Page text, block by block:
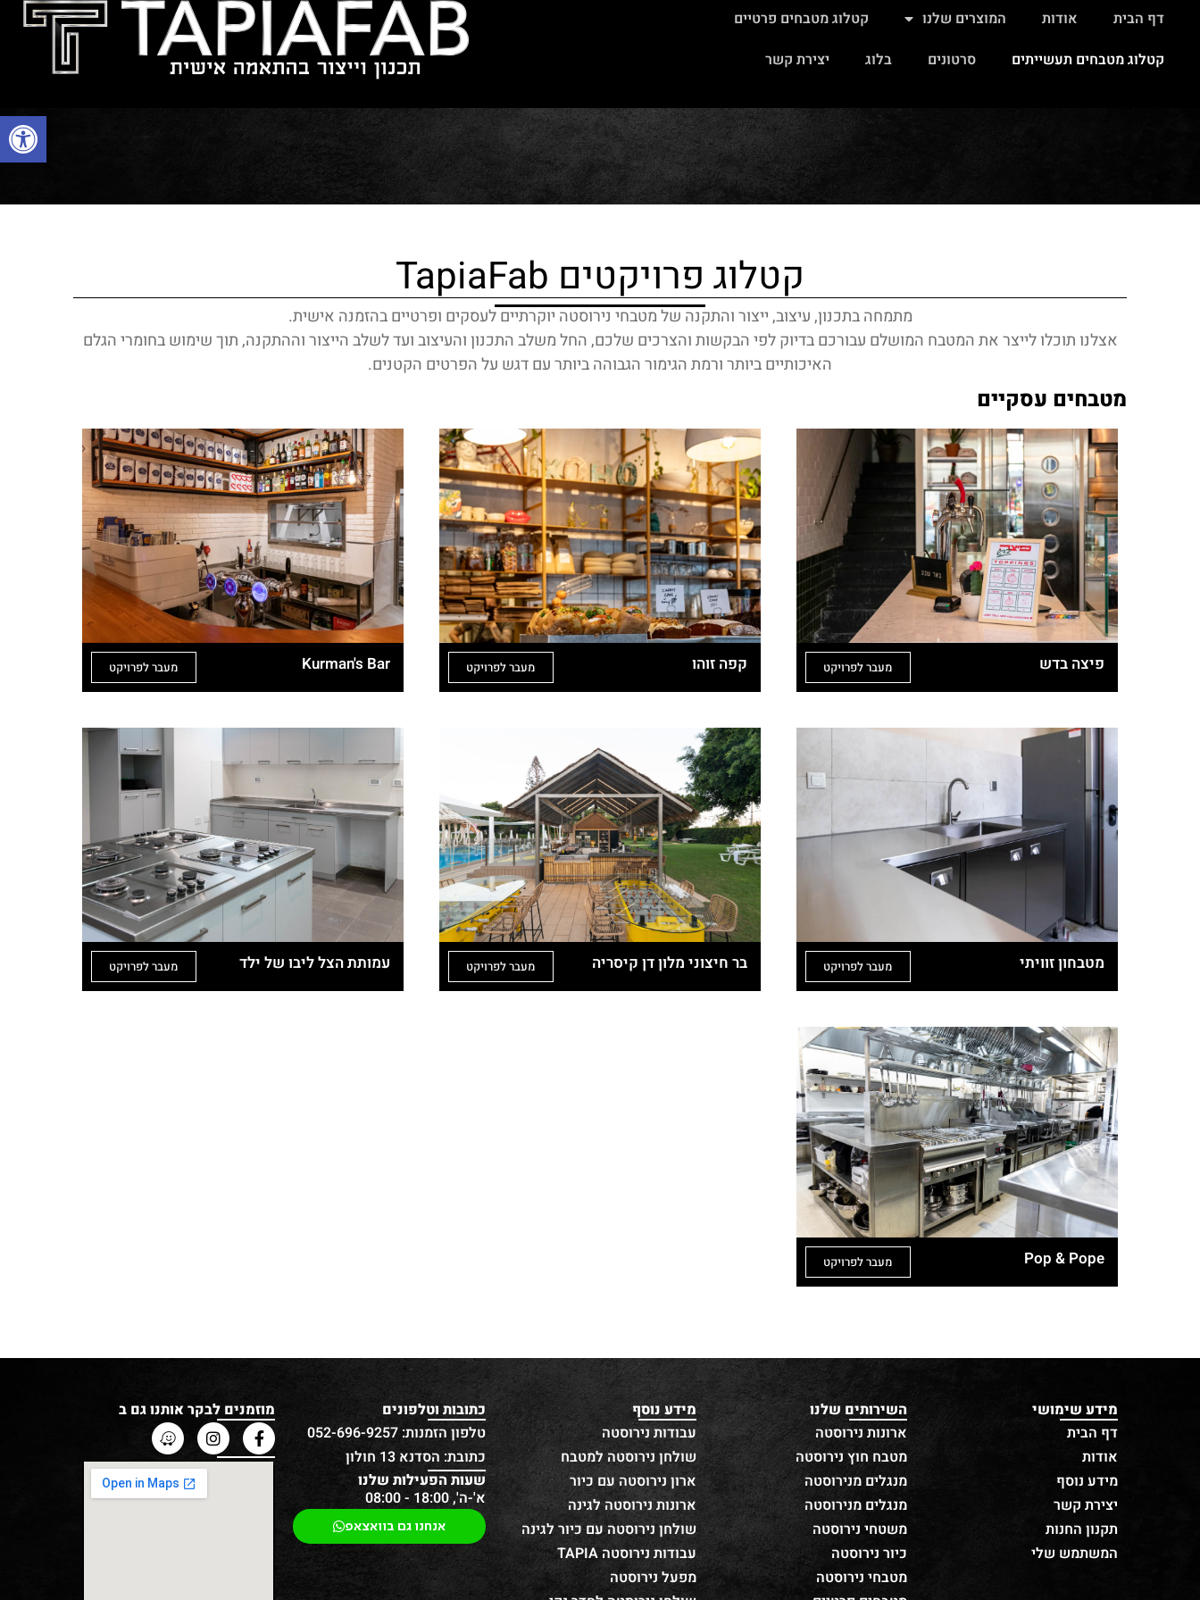
פתח
סרטונים בלוג יצירת קשר
דף הבית אודות המוצרים שלנו
קטלוג מטבחים פרטיים
קטלוג מטבחים תעשייתים
סרטונים בלוג יצירת קשר
קטלוג פרויקטים TapiaFab
מתמחה בתכנון, עיצוב, ייצור והתקנה של מטבחי נירוסטה יוקרתיים לעסקים ופרטיים בהזמנה אישית.
אצלנו תוכלו לייצר את המטבח המושלם עבורכם בדיוק לפי הבקשות והצרכים שלכם, החל משלב התכנון והעיצוב ועד לשלב הייצור וההתקנה, תוך שימוש בחומרי הגלם
האיכותיים ביותר ורמת הגימור הגבוהה ביותר עם דגש על הפרטים הקטנים.
מטבחים עסקיים
פיצה בדש מעבר לפרויקט קפה זוהו מעבר לפרויקט Kurman's Bar מעבר לפרויקט
מטבחון זוויתי מעבר לפרויקט בר חיצוני מלון דן קיסריה מעבר לפרויקט עמותת הצל ליבו של ילד מעבר לפרויקט
Pop & Pope מעבר לפרויקט
מידע שימושי
דף הבית
אודות
מידע נוסף
יצירת קשר
תקנון החנות
המשתמש שלי
השירותים שלנו
ארונות נירוסטה
מטבח חוץ נירוסטה
מנגלים מנירוסטה
מנגלים מנירוסטה
משטחי נירוסטה
כיור נירוסטה
מטבחי נירוסטה
מידע נוסף
עבודות נירוסטה
שולחן נירוסטה למטבח
ארון נירוסטה עם כיור
ארונות נירוסטה לגינה
שולחן נירוסטה עם כיור לגינה
עבודות נירוסטה TAPIA
מפעל נירוסטה
כתובות וטלפונים
טלפון הזמנות: 052-696-9257
כתובת: הסדנא 13 חולון
שעות הפעילות שלנו
א'-ה', 18:00 - 08:00
אנחנו גם בוואצאפ
מוזמנים לבקר אותנו גם ב